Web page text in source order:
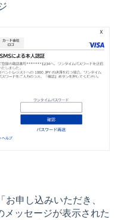
申し込みいただき、
メッセージが表示された